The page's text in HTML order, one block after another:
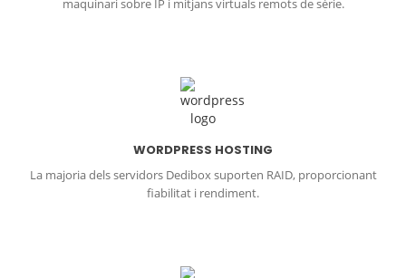
maquinari sobre IP i mitjans virtuals remots de sèrie.
WORDPRESS HOSTING
La majoria dels servidors Dedibox suporten RAID, proporcionant
fiabilitat i rendiment.